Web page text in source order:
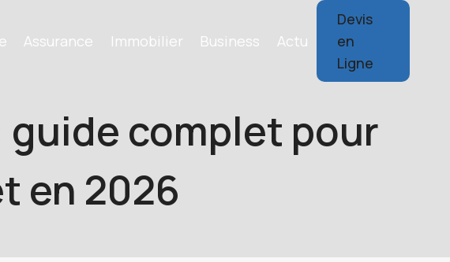
Assurance Immobilier Business Actu
Devis
en
Ligne
guide complet pour
en 2026